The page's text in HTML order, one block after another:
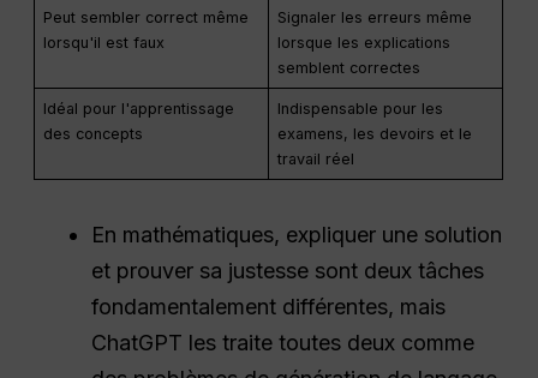
Peut sembler correct même
lorsqu'il est faux
Signaler les erreurs même
lorsque les explications
semblent correctes
Idéal pour l'apprentissage
des concepts
Indispensable pour les
examens, les devoirs et le
travail réel
En mathématiques, expliquer une solution
et prouver sa justesse sont deux tâches
fondamentalement différentes, mais
ChatGPT les traite toutes deux comme